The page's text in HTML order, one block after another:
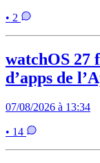
• 2
watchOS 27
d’apps de
07/08/2026 à 13:34
• 14